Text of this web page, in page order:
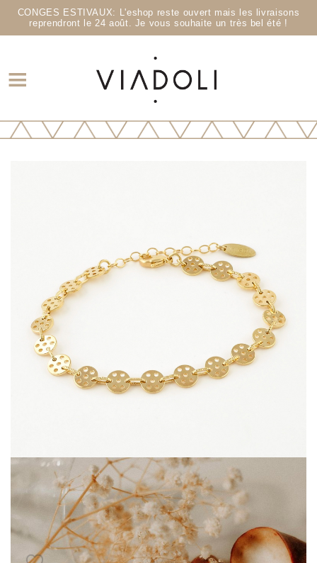
CONGES ESTIVAUX: L'eshop reste ouvert mais les livraisons
reprendront le 24 août. Je vous souhaite un très bel été !